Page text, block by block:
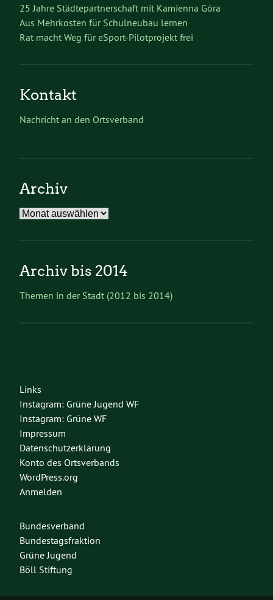
25 Jahre Städtepartnerschaft mit Kamienna Góra
Aus Mehrkosten für Schulneubau lernen
Rat macht Weg für eSport-Pilotprojekt frei
Kontakt
Nachricht an den Ortsverband
Archiv
Archiv
Archiv bis 2014
Themen in der Stadt (2012 bis 2014)
Links
Instagram: Grüne Jugend WF
Instagram: Grüne WF
Impressum
Datenschutzerklärung
Konto des Ortsverbands
WordPress.org
Anmelden
Bundesverband
Bundestagsfraktion
Grüne Jugend
Böll Stiftung